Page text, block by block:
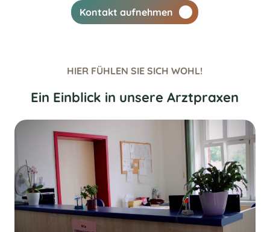
Kontakt aufnehmen
HIER FÜHLEN SIE SICH WOHL!
Ein Einblick in unsere Arztpraxen